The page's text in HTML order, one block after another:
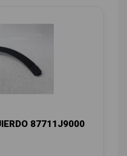
87711J9000